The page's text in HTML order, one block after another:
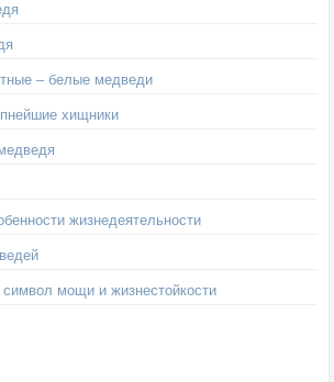
– белые медведи
хищники
жизнедеятельности
мощи и жизнестойкости